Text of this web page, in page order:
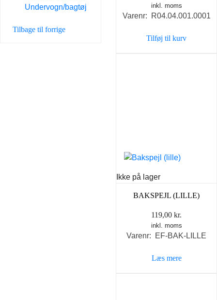
Undervogn/bagtøj
Tilbage til forrige
inkl. moms
Varenr: R04.04.001.0001
Tilføj til kurv
Ikke på lager
BAKSPEJL (LILLE)
119,00 kr.
inkl. moms
Varenr: EF-BAK-LILLE
Læs mere